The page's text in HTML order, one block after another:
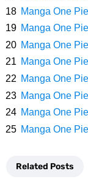
Resep Roti
Arti Bendera
Manga One
Manga One
Manga One
Manga One
Manga One
Manga One
Manga One
Manga One
Related Posts